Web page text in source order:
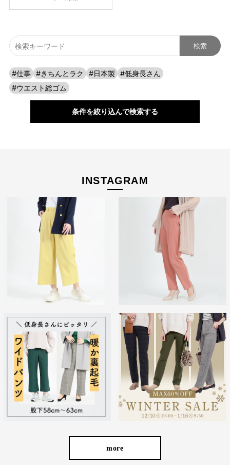
む旅行先でも、快適に過ごすための商品づくりを目指してい
ます。
本物のスタンダードを
経験を積み重ねた人にしか分からない“本物のスタンダー
ド”があるとすればそれはこんな形なのかもしれません。忙
しい毎日をおくる全ての女性にもっと軽やかに、もっと自分
#仕事 #きちんとラク #日本製
#低身長さん
#ウエスト総ゴム
条件を絞り込んで検索する
INSTAGRAM
more